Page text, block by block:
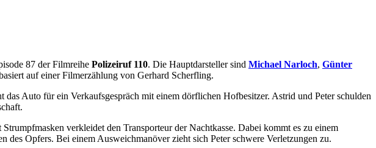
87 der Filmreihe Polizeiruf 110. Die Hauptdarsteller sind Michael Narloch, Günter
auf einer Filmerzählung von Gerhard Scherfling.
Auto für ein Verkaufsgespräch mit einem dörflichen Hofbesitzer. Astrid und Peter schulden
verkleidet den Transporteur der Nachtkasse. Dabei kommt es zu einem
Opfers. Bei einem Ausweichmanöver zieht sich Peter schwere Verletzungen zu.